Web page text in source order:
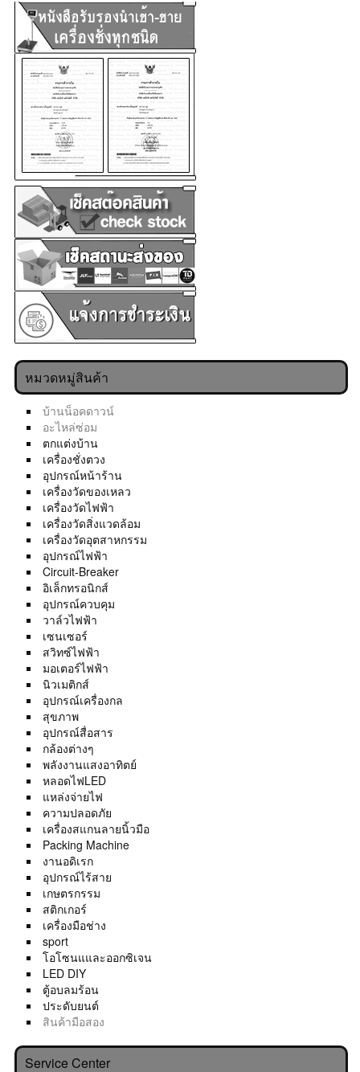
หมวดหมู่สินค้า
บ้านน็อคดาวน์
อะไหล่ซ่อม
ตกแต่งบ้าน
เครื่องชั่งตวง
อุปกรณ์หน้าร้าน
เครื่องวัดของเหลว
เครื่องวัดไฟฟ้า
เครื่องวัดสิ่งแวดล้อม
เครื่องวัดอุตสาหกรรม
อุปกรณ์ไฟฟ้า
Circuit-Breaker
อิเล็กทรอนิกส์
อุปกรณ์ควบคุม
วาล์วไฟฟ้า
เซนเซอร์
สวิทซ์ไฟฟ้า
มอเตอร์ไฟฟ้า
นิวเมติกส์
อุปกรณ์เครื่องกล
สุขภาพ
อุปกรณ์สื่อสาร
กล้องต่างๆ
พลังงานแสงอาทิตย์
หลอดไฟLED
แหล่งจ่ายไฟ
ความปลอดภัย
เครื่องสแกนลายนิ้วมือ
Packing Machine
งานอดิเรก
อุปกรณ์ไร้สาย
เกษตรกรรม
สติกเกอร์
เครื่องมือช่าง
sport
โอโซนแและออกซิเจน
LED DIY
ตู้อบลมร้อน
ประดับยนต์
สินค้ามือสอง
Service Center